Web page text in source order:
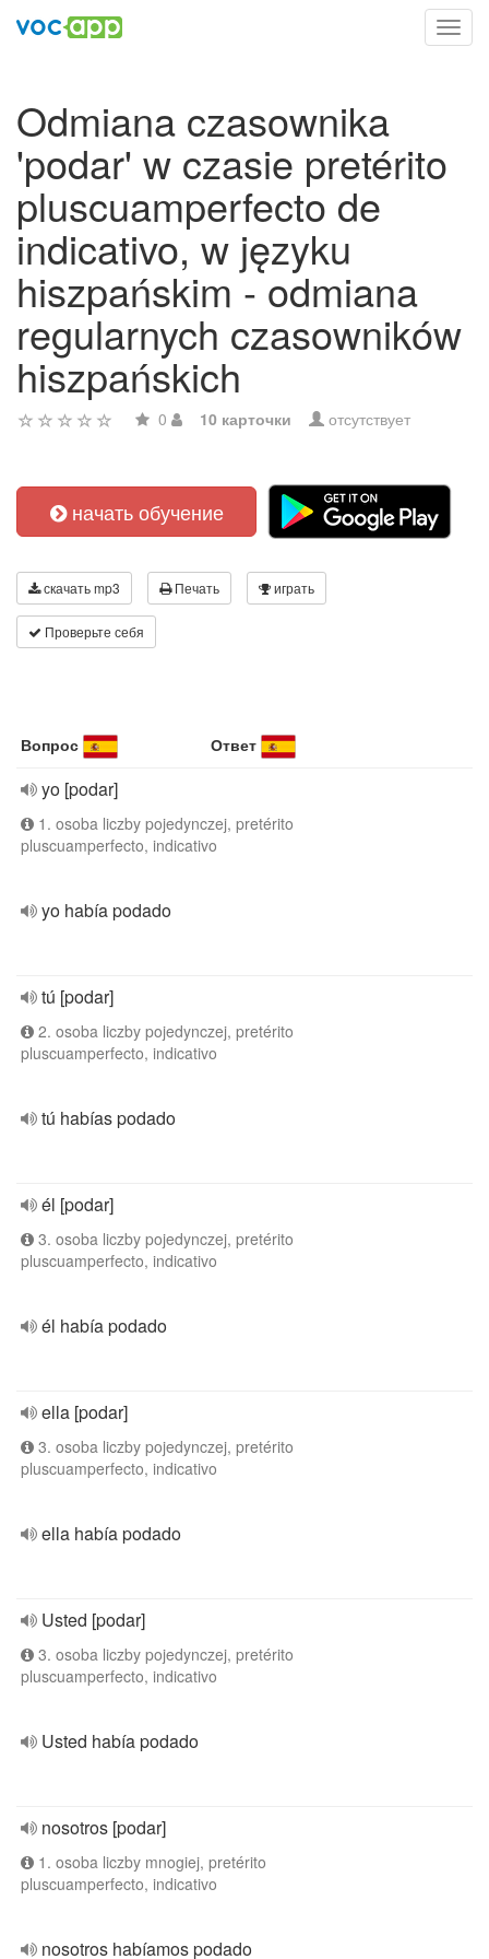
Odmiana czasownika
'podar' w czasie pretérito
pluscuamperfecto de
indicativo, w języku
hiszpańskim - odmiana
regularnych czasowników
hiszpańskich
0 10 карточки отсутствует
начать обучение
скачать mp3 Печать играть
Проверьте себя
Вопрос Ответ
yo [podar]
1. osoba liczby pojedynczej, pretérito
pluscuamperfecto, indicativo
yo había podado
tú [podar]
2. osoba liczby pojedynczej, pretérito
pluscuamperfecto, indicativo
tú habías podado
él [podar]
3. osoba liczby pojedynczej, pretérito
pluscuamperfecto, indicativo
él había podado
ella [podar]
3. osoba liczby pojedynczej, pretérito
pluscuamperfecto, indicativo
ella había podado
Usted [podar]
3. osoba liczby pojedynczej, pretérito
pluscuamperfecto, indicativo
Usted había podado
nosotros [podar]
1. osoba liczby mnogiej, pretérito
pluscuamperfecto, indicativo
nosotros habíamos podado